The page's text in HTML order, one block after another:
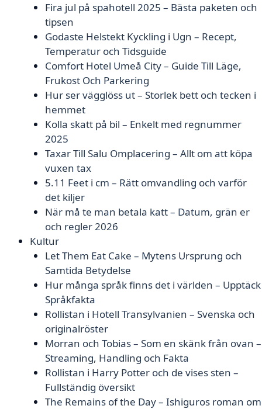
Fira jul på spahotell 2025 – Bästa paketen och
tipsen
Godaste Helstekt Kyckling i Ugn – Recept,
Temperatur och Tidsguide
Comfort Hotel Umeå City – Guide Till Läge,
Frukost Och Parkering
Hur ser vägglöss ut – Storlek bett och tecken i
hemmet
Kolla skatt på bil – Enkelt med regnummer
2025
Taxar Till Salu Omplacering – Allt om att köpa
vuxen tax
5.11 Feet i cm – Rätt omvandling och varför
det kiljer
När må te man betala katt – Datum, grän er
och regler 2026
Kultur
Let Them Eat Cake – Mytens Ursprung och
Samtida Betydelse
Hur många språk finns det i världen – Upptäck
Språkfakta
Rollistan i Hotell Transylvanien – Svenska och
originalröster
Morran och Tobias – Som en skänk från ovan –
Streaming, Handling och Fakta
Rollistan i Harry Potter och de vises sten –
Fullständig översikt
The Remains of the Day – Ishiguros roman om